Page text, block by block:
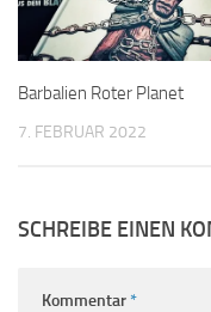
Barbalien Roter Planet
7. FEBRUAR 2022
SCHREIBE EINEN
Kommentar*